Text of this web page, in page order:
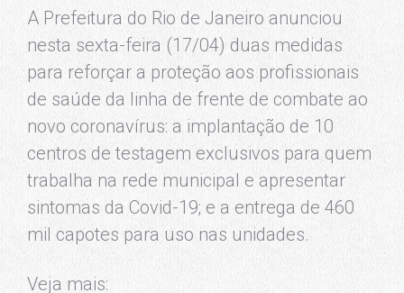
A Prefeitura do Rio de Janeiro anunciou
nesta sexta-feira (17/04) duas medidas
para reforçar a proteção aos profissionais
de saúde da linha de frente de combate ao
novo coronavírus: a implantação de 10
centros de testagem exclusivos para quem
trabalha na rede municipal e apresentar
sintomas da Covid-19; e a entrega de 460
mil capotes para uso nas unidades.
Veja mais: